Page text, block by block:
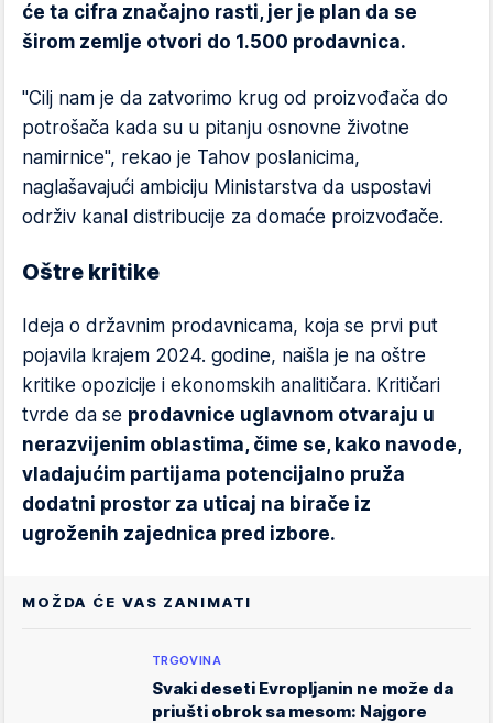
će ta cifra značajno rasti, jer je plan da se
širom zemlje otvori do 1.500 prodavnica.
"Cilj nam je da zatvorimo krug od proizvođača do
potrošača kada su u pitanju osnovne životne
namirnice", rekao je Tahov poslanicima,
naglašavajući ambiciju Ministarstva da uspostavi
održiv kanal distribucije za domaće proizvođače.
Oštre kritike
Ideja o državnim prodavnicama, koja se prvi put
pojavila krajem 2024. godine, naišla je na oštre
kritike opozicije i ekonomskih analitičara. Kritičari
tvrde da se prodavnice uglavnom otvaraju u
nerazvijenim oblastima, čime se, kako navode,
vladajućim partijama potencijalno pruža
dodatni prostor za uticaj na birače iz
ugroženih zajednica pred izbore.
MOŽDA ĆE VAS ZANIMATI
TRGOVINA
Svaki deseti Evropljanin ne može da
priušti obrok sa mesom: Najgore